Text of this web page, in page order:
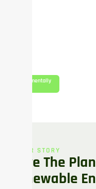
Environmentally
OUR STORY
ve The Plan
newable En